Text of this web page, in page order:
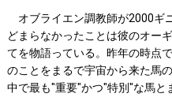
オブライエン調教師が2000ギ
どまらなかったことは彼のオー
てを物語っている。昨年の時点
のことをまるで宇宙から来た馬
中で最も"重要"かつ"特別"な馬と